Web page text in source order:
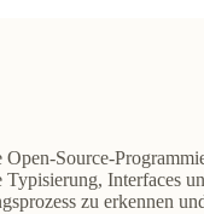
Open-Source-
Typisierung,
zu erkennen